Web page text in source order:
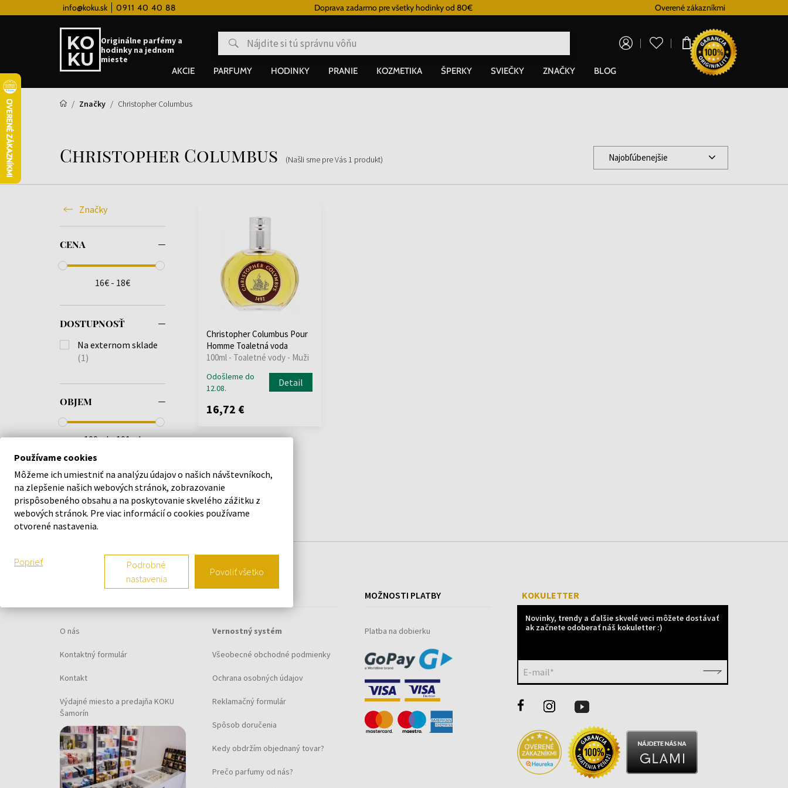
info@koku.sk 0911 40 40 88Vernostný systém Doprava zadarmo pre všetky hodinky od 80€ Overené zákazníkmi
Originálne parfémy a
hodinky na jednom
mieste
0,00 €
AKCIE PARFUMY HODINKY PRANIE KOZMETIKA ŠPERKY SVIEČKY ZNAČKY BLOG
Značky Christopher Columbus
Christopher Columbus (Našli sme pre Vás 1 produkt) Najobľúbenejšie
Značky
CENA
16€ - 18€
DOSTUPNOSŤ
Na externom sklade
(1)
OBJEM
100ml - 101ml
Christopher Columbus Pour
Homme Toaletná voda
100ml - Toaletné vody - Muži
Odošleme do
12.08.
Detail
16,72 €
O nás
Kontaktný formulár
Kontakt
Výdajné miesto a predajňa KOKU
Šamorín
Vernostný systém
Všeobecné obchodné podmienky
Ochrana osobných údajov
Reklamačný formulár
Spôsob doručenia
Kedy obdržím objednaný tovar?
Prečo parfumy od nás?
MOŽNOSTI PLATBY
Platba na dobierku
KOKULETTER
Novinky, trendy a ďalšie skvelé veci môžete dostávať
ak začnete odoberať náš kokuletter :)
E-mail*
Používame cookies
Môžeme ich umiestniť na analýzu údajov o našich návštevníkoch,
na zlepšenie našich webových stránok, zobrazovanie
prispôsobeného obsahu a na poskytovanie skvelého zážitku z
webových stránok. Pre viac informácií o cookies používame
otvorené nastavenia.
Poprieť
Podrobné
nastavenia
Povoliť všetko